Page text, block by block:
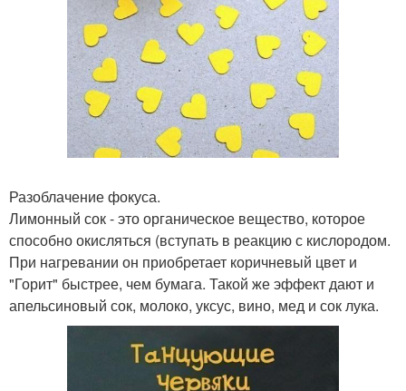
Разоблачение фокуса.
Лимонный сок - это органическое вещество, которое
способно окисляться (вступать в реакцию с кислородом.
При нагревании он приобретает коричневый цвет и
"Горит" быстрее, чем бумага. Такой же эффект дают и
апельсиновый сок, молоко, уксус, вино, мед и сок лука.